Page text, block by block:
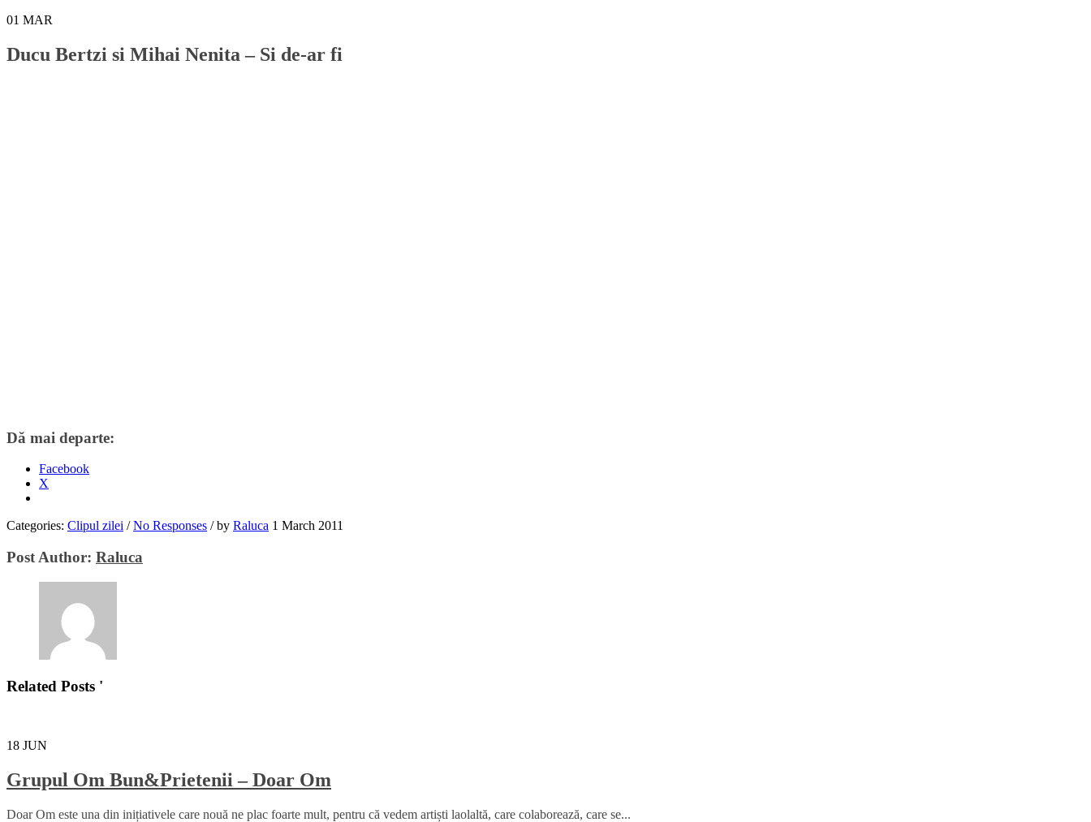
01 MAR
Ducu Bertzi si Mihai Nenita – Si de-ar fi
Dă mai departe:
Facebook
X
Categories: Clipul zilei / No Responses /by Raluca 1 March 2011
Post Author: Raluca
Related Posts '
18 JUN
Grupul Om Bun&Prietenii – Doar Om
Doar Om este una din inițiativele care nouă ne plac foarte mult, pentru că vedem artiști laolaltă, care colaborează, care se...